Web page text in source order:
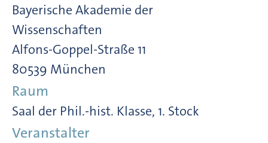
Bayerische Akademie der
Wissenschaften
Alfons-Goppel-Straße 11
80539 München
Raum
Saal der Phil.-hist. Klasse, 1. Stock
Veranstalter